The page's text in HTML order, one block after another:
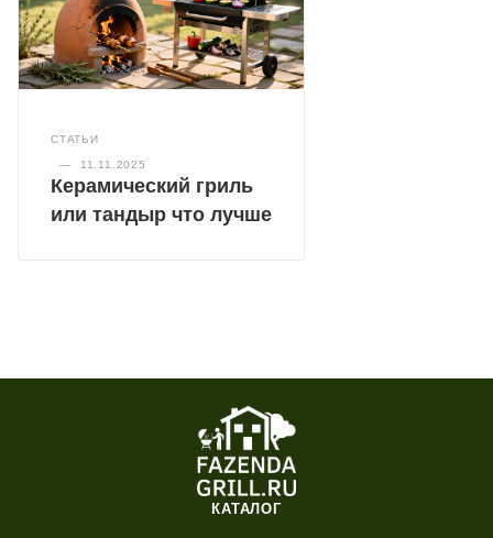
СТАТЬИ
— 11.11.2025
Керамический гриль
или тандыр что лучше
КАТАЛОГ